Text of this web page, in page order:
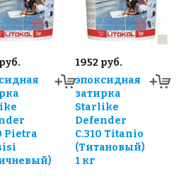
Pietra
1952 руб.
эпоксидная
затирка
Starlike
Defender
С.310 Titanio
(Титановый)
1 кг